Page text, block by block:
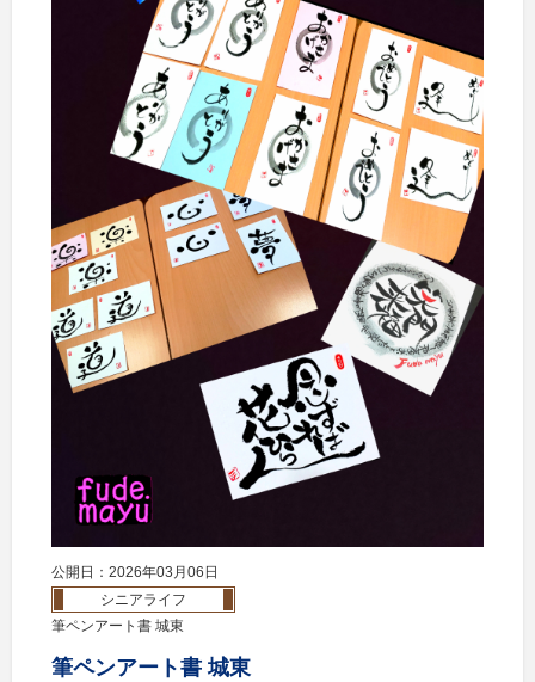
公開日：2026年03月06日
シニアライフ
筆ペンアート書 城東
筆ペンアート書 城東